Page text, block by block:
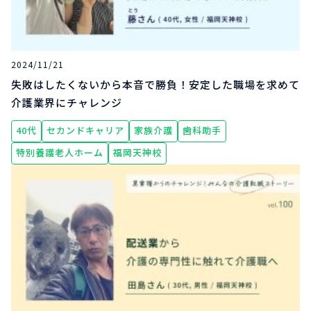
2024/11/21
失敗はしたくないから本音で勝負！安定した職場を求めて
介護業界にチャレンジ
40代 セカンドキャリア 家族介護
歯科助手
特別養護老人ホーム
福岡天神校